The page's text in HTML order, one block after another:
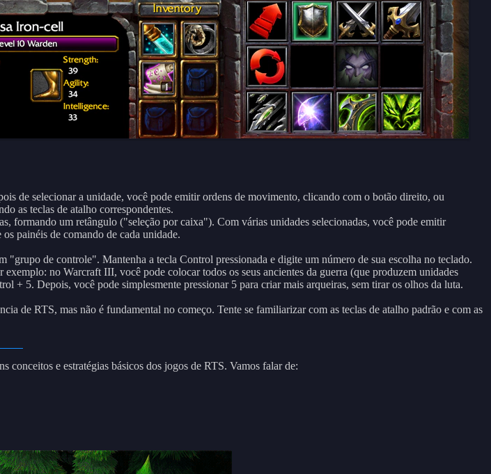
de selecionar a unidade, você pode emitir ordens de movimento, clicando com o botão direito, ou
as teclas de atalho correspondentes.
formando um retângulo ("seleção por caixa"). Com várias unidades selecionadas, você pode emitir
painéis de comando de cada unidade.
de controle". Mantenha a tecla Control pressionada e digite um número de sua escolha no teclado.
no Warcraft III, você pode colocar todos os seus ancientes da guerra (que produzem unidades
+ 5. Depois, você pode simplesmente pressionar 5 para criar mais arqueiras, sem tirar os olhos da luta.
de RTS, mas não é fundamental no começo. Tente se familiarizar com as teclas de atalho padrão e com as
conceitos e estratégias básicos dos jogos de RTS. Vamos falar de: